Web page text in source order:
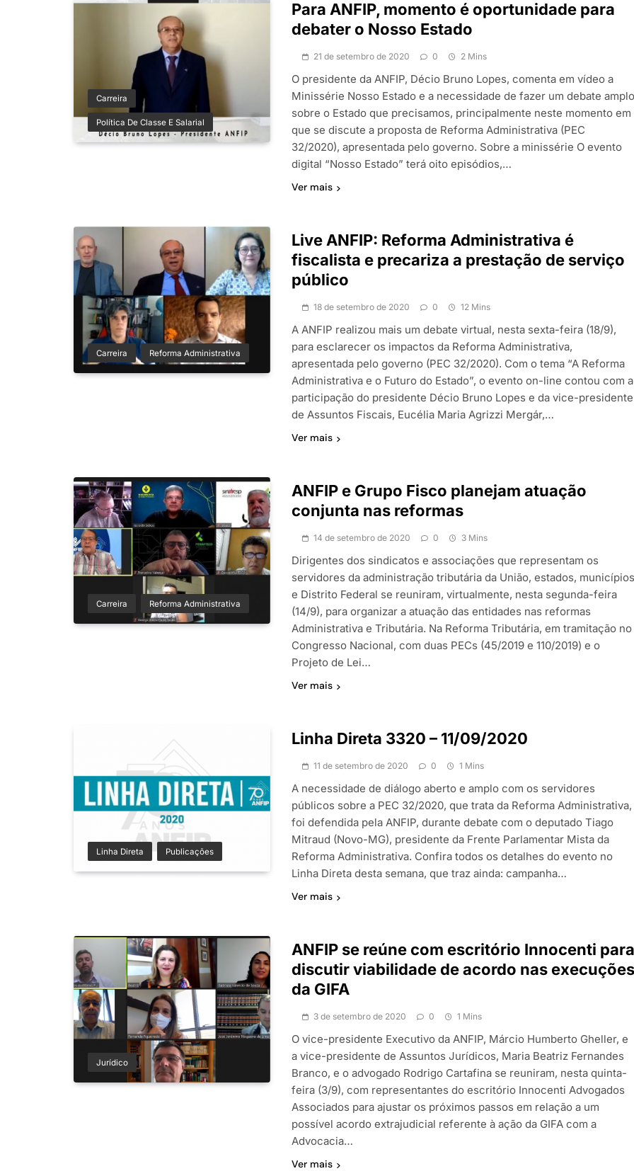
Carreira
Política De Classe E Salarial
Para ANFIP, momento é oportunidade para
debater o Nosso Estado
21 de setembro de 2020 0 2 Mins
O presidente da ANFIP, Décio Bruno Lopes, comenta em vídeo a
Minissérie Nosso Estado e a necessidade de fazer um debate
sobre o Estado que precisamos, principalmente neste momento em
que se discute a proposta de Reforma Administrativa (PEC
32/2020), apresentada pelo governo. Sobre a minissérie O evento
digital “Nosso Estado” terá oito episódios,…
Ver mais
Carreira Reforma Administrativa
Live ANFIP: Reforma Administrativa é
fiscalista e precariza a prestação de serviço
público
18 de setembro de 2020 0 12 Mins
A ANFIP realizou mais um debate virtual, nesta sexta-feira (18/9),
para esclarecer os impactos da Reforma Administrativa,
apresentada pelo governo (PEC 32/2020). Com o tema “A Reforma
Administrativa e o Futuro do Estado”, o evento on-line contou com a
participação do presidente Décio Bruno Lopes e da vice-presidente
de Assuntos Fiscais, Eucélia Maria Agrizzi Mergár,…
Ver mais
Carreira Reforma Administrativa
ANFIP e Grupo Fisco planejam atuação
conjunta nas reformas
14 de setembro de 2020 0 3 Mins
Dirigentes dos sindicatos e associações que representam os
servidores da administração tributária da União, estados,
e Distrito Federal se reuniram, virtualmente, nesta segunda-feira
(14/9), para organizar a atuação das entidades nas reformas
Administrativa e Tributária. Na Reforma Tributária, em tramitação no
Congresso Nacional, com duas PECs (45/2019 e 110/2019) e o
Projeto de Lei…
Ver mais
Linha Direta Publicações
Linha Direta 3320 – 11/09/2020
11 de setembro de 2020 0 1 Mins
A necessidade de diálogo aberto e amplo com os servidores
públicos sobre a PEC 32/2020, que trata da Reforma Administrativa,
foi defendida pela ANFIP, durante debate com o deputado Tiago
Mitraud (Novo-MG), presidente da Frente Parlamentar Mista da
Reforma Administrativa. Confira todos os detalhes do evento no
Linha Direta desta semana, que traz ainda: campanha…
Ver mais
Jurídico
ANFIP se reúne com escritório Innocenti
discutir viabilidade de acordo nas
da GIFA
3 de setembro de 2020 0 1 Mins
O vice-presidente Executivo da ANFIP, Márcio Humberto Gheller, e
a vice-presidente de Assuntos Jurídicos, Maria Beatriz Fernandes
Branco, e o advogado Rodrigo Cartafina se reuniram, nesta quinta-
feira (3/9), com representantes do escritório Innocenti Advogados
Associados para ajustar os próximos passos em relação a um
possível acordo extrajudicial referente à ação da GIFA com a
Advocacia…
Ver mais